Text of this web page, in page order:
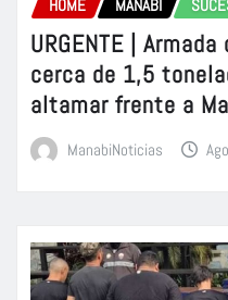
HOME MANABÍ
URGENTE |
cerca de 1,5
altamar frente a
ManabiNoticias